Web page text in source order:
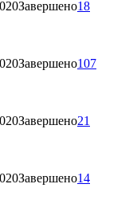
Завершено18
Завершено107
Завершено21
Завершено14